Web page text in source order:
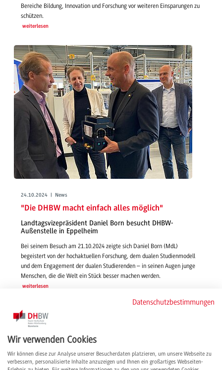
Bereiche Bildung, Innovation und Forschung vor weiteren Einsparungen zu
schützen.
weiterlesen
24.10.2024 | News
"Die DHBW macht einfach alles möglich"
Landtagsvizepräsident Daniel Born besucht DHBW-
Außenstelle in Eppelheim
Bei seinem Besuch am 21.10.2024 zeigte sich Daniel Born (MdL)
begeistert von der hochaktuellen Forschung, dem dualen Studienmodell
und dem Engagement der dualen Studierenden – in seinen Augen junge
Menschen, die die Welt ein Stück besser machen werden.
weiterlesen
Datenschutzbestimmungen
Wir verwenden Cookies
Wir können diese zur Analyse unserer Besucherdaten platzieren, um unsere Webseite zu
verbessern, personalisierte Inhalte anzuzeigen und Ihnen ein großartiges Webseiten-